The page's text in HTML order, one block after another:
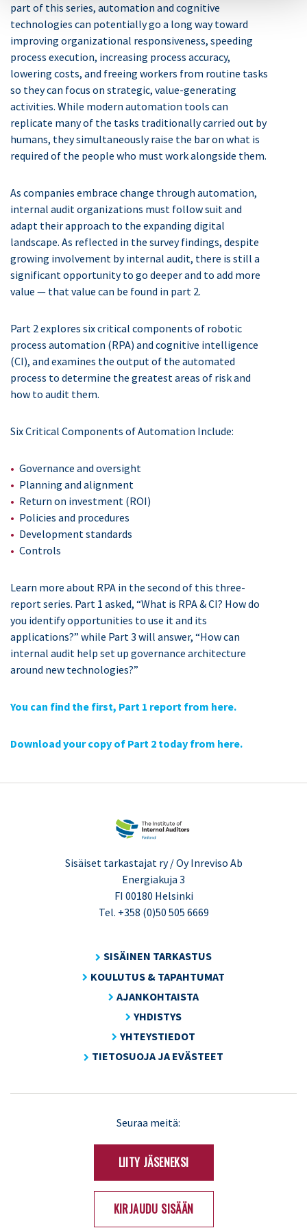
part of this series, automation and cognitive
technologies can potentially go a long way toward
improving organizational responsiveness, speeding
process execution, increasing process accuracy,
lowering costs, and freeing workers from routine tasks
so they can focus on strategic, value-generating
activities. While modern automation tools can
replicate many of the tasks traditionally carried out by
humans, they simultaneously raise the bar on what is
required of the people who must work alongside them.
As companies embrace change through automation,
internal audit organizations must follow suit and
adapt their approach to the expanding digital
landscape. As reflected in the survey findings, despite
growing involvement by internal audit, there is still a
significant opportunity to go deeper and to add more
value — that value can be found in part 2.
Part 2 explores six critical components of robotic
process automation (RPA) and cognitive intelligence
(CI), and examines the output of the automated
process to determine the greatest areas of risk and
how to audit them.
Six Critical Components of Automation Include:
Governance and oversight
Planning and alignment
Return on investment (ROI)
Policies and procedures
Development standards
Controls
Learn more about RPA in the second of this three-
report series. Part 1 asked, “What is RPA & CI? How do
you identify opportunities to use it and its
applications?” while Part 3 will answer, “How can
internal audit help set up governance architecture
around new technologies?”
You can find the first, Part 1 report from here.
Download your copy of Part 2 today from here.
Sisäiset tarkastajat ry / Oy Inreviso Ab
Energiakuja 3
FI 00180 Helsinki
Tel. +358 (0)50 505 6669
SISÄINEN TARKASTUS
KOULUTUS & TAPAHTUMAT
AJANKOHTAISTA
YHDISTYS
YHTEYSTIEDOT
TIETOSUOJA JA EVÄSTEET
Seuraa meitä:
LIITY JÄSENEKSI
KIRJAUDU SISÄÄN